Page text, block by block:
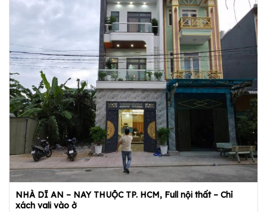
NHÀ DĨ AN – NAY THUỘC TP. HCM, Full nội thất – Chỉ
xách vali vào ở